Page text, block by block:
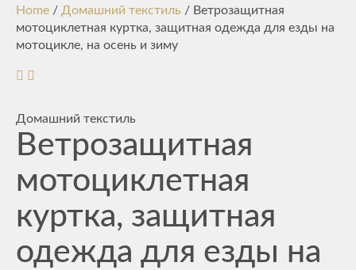
Home / Домашний текстиль / Ветрозащитная
мотоциклетная куртка, защитная одежда для езды на
мотоцикле, на осень и зиму
Домашний текстиль
Ветрозащитная
мотоциклетная
куртка, защитная
одежда для езды на